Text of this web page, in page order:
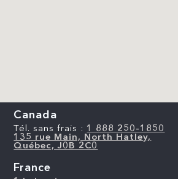
Canada
Tél. sans frais : 1 888 250-1850
135 rue Main, North Hatley,
Québec, J0B 2C0
France